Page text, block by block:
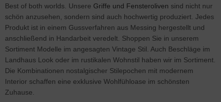
Best of both worlds. Unsere Griffe und Fensteroliven sind nicht nur
schön anzusehen, sondern sind auch hochwertig produziert. Jedes
Produkt ist in einem Gussverfahren aus Messing hergestellt und
anschließend in Handarbeit veredelt. Shoppen Sie in unserem
Sortiment Modelle im angesagten Vintage Stil. Auch Beschläge im
Landhaus Look oder im rustikalen Wohnstil haben wir im Sortiment.
Die Kombinationen nostalgischer Stilepochen mit modernem
Interior schaffen eine exklusive Wohlfühloase im schönsten
Zuhause.